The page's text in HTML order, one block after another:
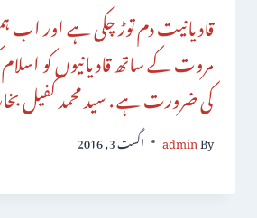
قادیانیت دم توڑ چکی ہے اور اب
مروت کے ساتھ قادیانیوں کو
کی ضرورت ہے . سید محمد کفیل
By
admin اگست 3, 2016